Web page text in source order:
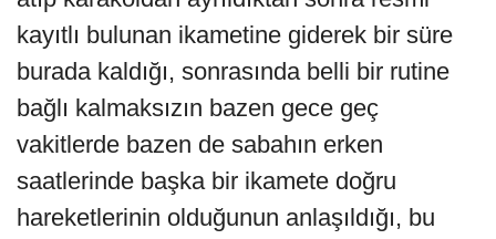
kayıtlı bulunan ikametine giderek bir süre
burada kaldığı, sonrasında belli bir rutine
bağlı kalmaksızın bazen gece geç
vakitlerde bazen de sabahın erken
saatlerinde başka bir ikamete doğru
hareketlerinin olduğunun anlaşıldığı, bu